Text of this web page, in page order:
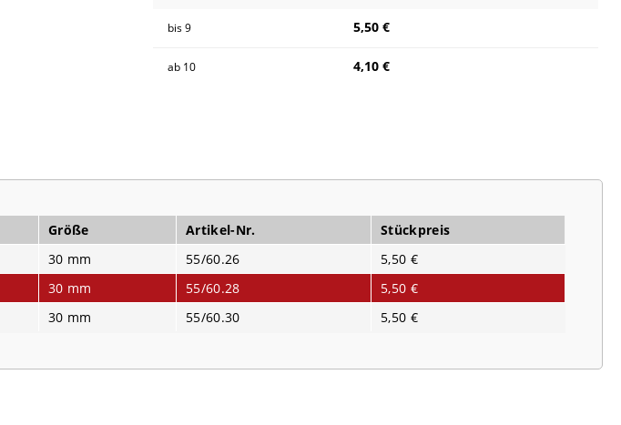
bis9 5,50 €
ab 10 4,10 €
Größe Artikel-Nr.
Stückpreis
30 mm 55/60.26
5,50 €
30 mm 55/60.28
5,50 €
30 mm 55/60.30 5,50 €